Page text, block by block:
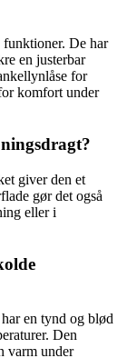
funktioner. De har
en justerbar
for
komfort under
giver den et
gør det også
eller i
en tynd og blød
Den
varm under